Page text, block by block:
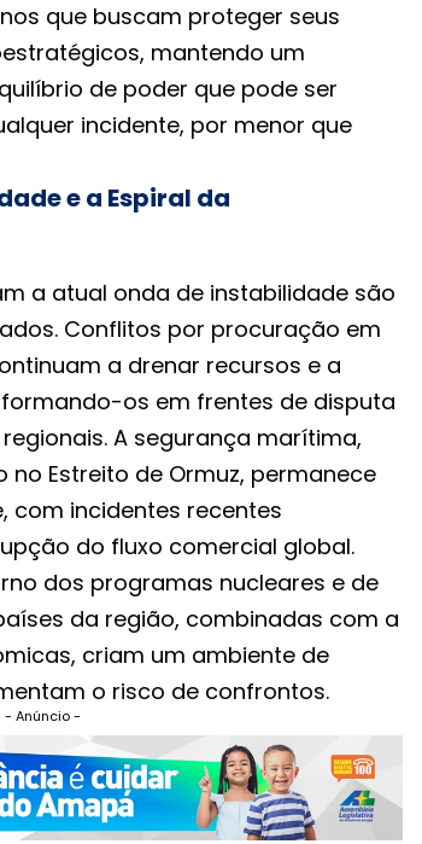
que buscam proteger seus
mantendo um
de poder que pode ser
incidente, por menor que
e a Espiral da
a atual onda de instabilidade são
Conflitos por procuração em
a drenar recursos e a
os em frentes de disputa
A segurança marítima,
Estreito de Ormuz, permanece
com incidentes recentes
do fluxo comercial global.
dos programas nucleares e de
da região, combinadas com a
criam um ambiente de
o risco de confrontos.
- Anúncio -